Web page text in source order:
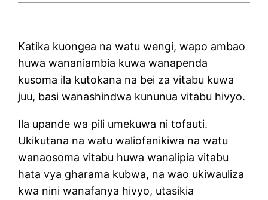
Katika kuongea na watu wengi, wapo ambao
huwa wananiambia kuwa wanapenda
kusoma ila kutokana na bei za vitabu kuwa
juu, basi wanashindwa kununua vitabu hivyo.
Ila upande wa pili umekuwa ni tofauti.
Ukikutana na watu waliofanikiwa na watu
wanaosoma vitabu huwa wanalipia vitabu
hata vya gharama kubwa, na wao ukiwauliza
kwa nini wanafanya hivyo, utasikia